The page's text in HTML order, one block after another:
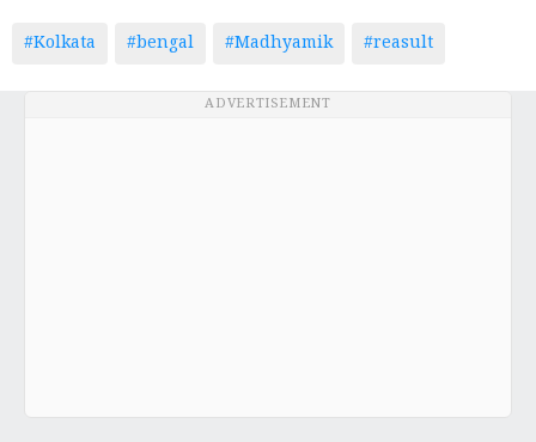
#Kolkata #bengal #Madhyamik #reasult
ADVERTISEMENT